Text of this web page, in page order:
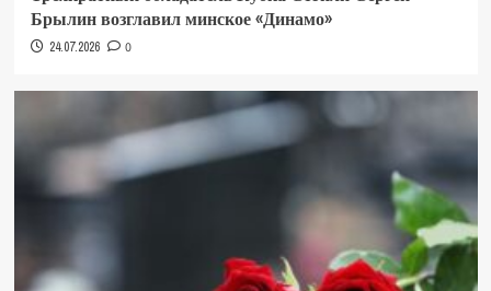
Брылин возглавил минское «Динамо»
24.07.2026 0